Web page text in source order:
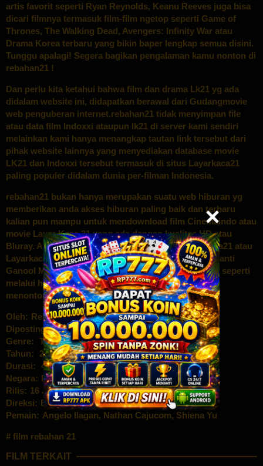
artis favorit seperti Ryan Reynolds, Keanu Reeves juga bisa
dicari filmnya termasuk film-film ngetop seperti Game of
Thrones, The Walking Dead, Avengers: Infinity War atau
Drama Korea terbaru yang bikin baper lengkap semua disini.
Tunggu apalagi! Segera bagikan pengalaman kamu nonton di
rebahan21 !
Dan perlu kita ketahui bahwa film dan drama Lk21 yg ada
didalam website ini, didapatkan berawal dari Gudangmovie
web penguberan internet.rebahan21 tidak menyimpan file
atau data film Indoxxi ataupun lk21 di server kami sendiri
melainkan kami hanya menangkap tautan link tersebut dari
pihak website lainnya yang menyediakan database movie
LK21 dan Indoxxi tersebut termasuk di situs Layarkaca21
paling populer didalam dunia per-filman Indonesia.
rebahan21 bukan hanya merupakan suatu web hiburan yg
memberikan anda akses hiburan paling baik dan terbaru
kalian pun mampu untuk mendownload film Cinemaindo atau
movie Layar Kaca 21 yang ada dengan kualitas HD atau
Bluray. Anda bahkan bisa menikmati film – film Dunia21 atau
Layarkaca21 waktu ini dengan lebih enteng lewat piranti
Ganool Movie eletronik kamu, nonton online Indoxxi seperti
melalui handphone android kamu atau pc anda bagi
menonton film Online ini dengan nyaman
Oleh: Rebahan Movie
Diposting pada:
Genre: Tak Berkategori
Tahun:
2024
Durasi: 44 Min
Negara: Philippines
Rilis: 16 Jan 2024
Direksi: Bobby Bonifacio
Pemain: Angelo Ilagan, Nathan Cajucom, Shiena Yu
film rebahan 21
FILM TERKAIT